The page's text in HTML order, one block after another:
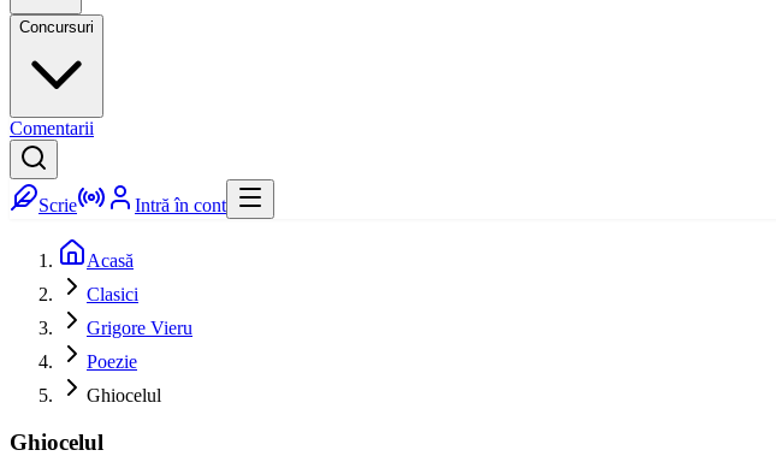
Concursuri
Comentarii
Scrie Intră în cont
Acasă
Clasici
Grigore Vieru
Poezie
Ghiocelul
Ghiocelul